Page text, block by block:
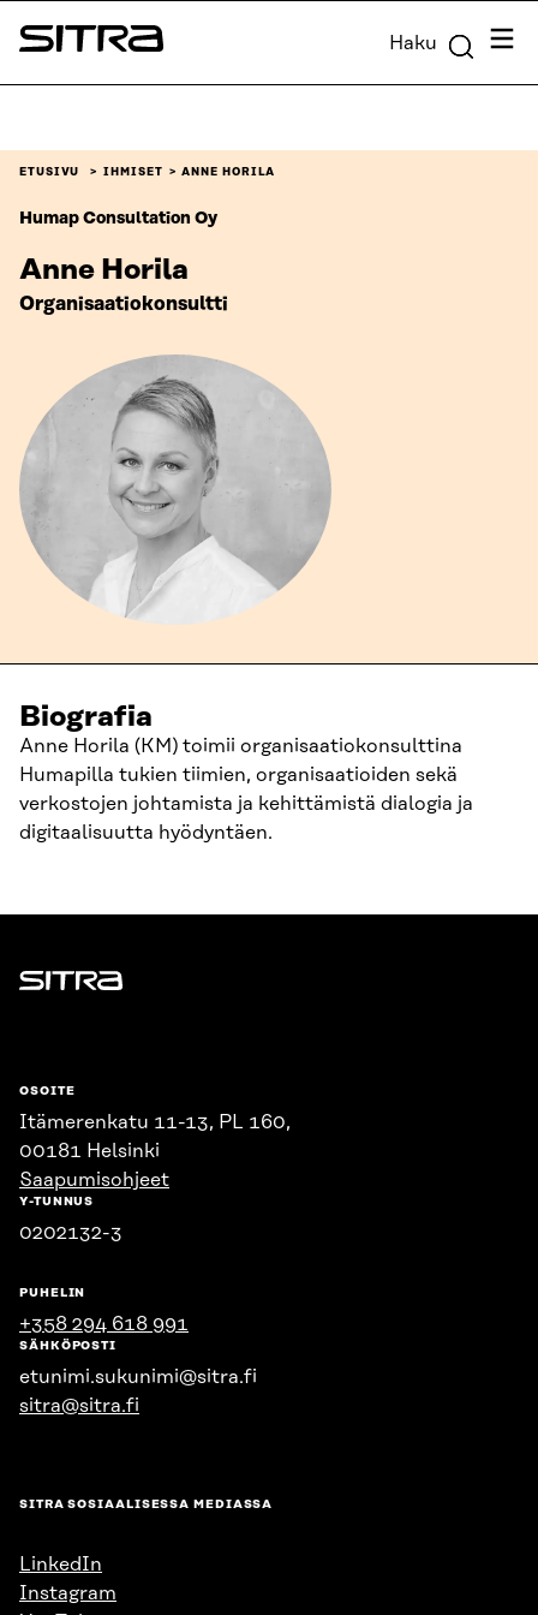
Siirry
suoraan
Sitra Haku
ETUSIVU IHMISET ANNE HORILA
Humap Consultation Oy
Anne Horila
Organisaatiokonsultti
Biografia
Anne Horila (KM) toimii organisaatiokonsulttina
Humapilla tukien tiimien, organisaatioiden sekä
verkostojen johtamista ja kehittämistä dialogia ja
digitaalisuutta hyödyntäen.
Sitra
OSOITE
Itämerenkatu 11-13, PL 160,
00181 Helsinki
Saapumisohjeet
Y-TUNNUS
0202132-3
PUHELIN
+358 294 618 991
SÄHKÖPOSTI
etunimi.sukunimi@sitra.fi
sitra@sitra.fi
SITRA SOSIAALISESSA MEDIASSA
LinkedIn
Instagram